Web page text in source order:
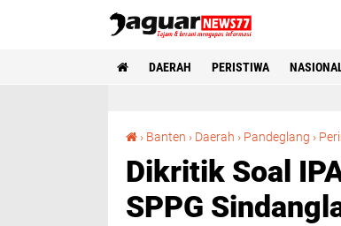
DAERAH PERISTIWA
› Banten › Daerah › Pandeglang ›
Dikritik Soal
SPPG